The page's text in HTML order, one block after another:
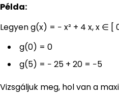
Példa:
Legyen g(x) = − x² + 4 x, x ∈ [
g(0) = 0
g(5) = − 25 + 20 = −5
Vizsgáljuk meg, hol van a